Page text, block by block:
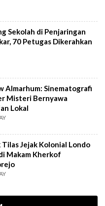
Sekolah di Penjaringan
70 Petugas Dikerahkan
Almarhum: Sinematografi
Misteri Bernyawa
Lokal
Tilas Jejak Kolonial Londo
Makam Kherkof